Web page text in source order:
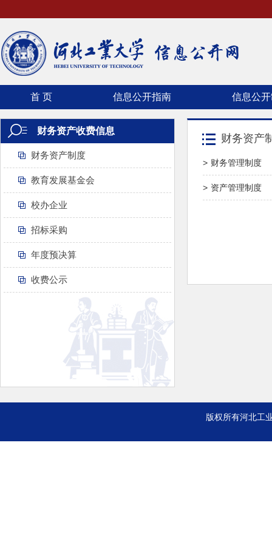
首 页 信息公开指南 信息公
财务资产收费信息
财务资产制度
教育发展基金会
校办企业
招标采购
年度预决算
收费公示
财务资产
> 财务管理制度
> 资产管理制度
版权所有河北